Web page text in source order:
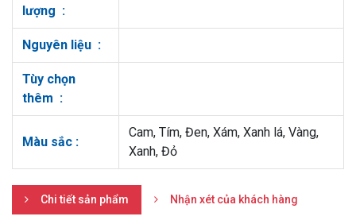
lượng :
Nguyên liệu :
Tùy chọn
thêm :
Màu sắc :
Cam, Tím, Đen, Xám, Xanh lá, Vàng,
Xanh, Đỏ
Chi tiết sản phẩm Nhận xét của khách hàng